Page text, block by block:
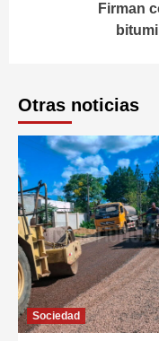
Firman
Otras noticias
Sociedad